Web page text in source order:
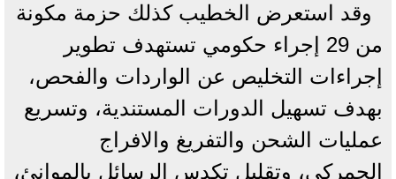
وقد استعرض الخطيب كذلك حزمة مكونة
من 29 إجراء حكومي تستهدف تطوير
إجراءات التخليص عن الواردات والفحص،
بهدف تسهيل الدورات المستندية، وتسريع
عمليات الشحن والتفريغ والافراج
الجمركي، وتقليل تكدس الرسائل بالموانئ،